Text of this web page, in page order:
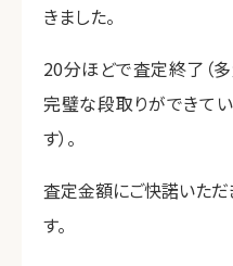
きました。
20分ほどで査定終了（
完璧な段取りができて
す）。
査定金額にご快諾いただ
す。